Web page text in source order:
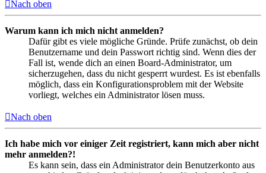
Nach oben
Warum kann ich mich nicht anmelden?
Dafür gibt es viele mögliche Gründe. Prüfe zunächst, ob dein
Benutzername und dein Passwort richtig sind. Wenn dies der
Fall ist, wende dich an einen Board-Administrator, um
sicherzugehen, dass du nicht gesperrt wurdest. Es ist ebenfalls
möglich, dass ein Konfigurationsproblem mit der Website
vorliegt, welches ein Administrator lösen muss.
Nach oben
Ich habe mich vor einiger Zeit registriert, kann mich aber nicht
mehr anmelden?!
Es kann sein, dass ein Administrator dein Benutzerkonto aus